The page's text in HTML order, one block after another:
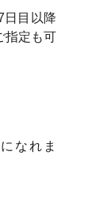
日目以降
指定も可
なれま